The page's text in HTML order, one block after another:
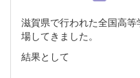
滋賀県で行われた全国高
場してきました。
結果として